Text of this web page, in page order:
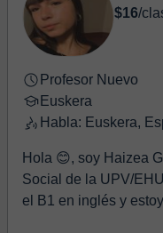
$16/
Profesor Nuevo
Euskera
Habla: Euskera,
Hola 😊, soy Haizea
Social de la UPV/
el B1 en inglés y